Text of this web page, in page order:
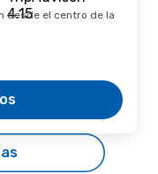
desde el centro de la